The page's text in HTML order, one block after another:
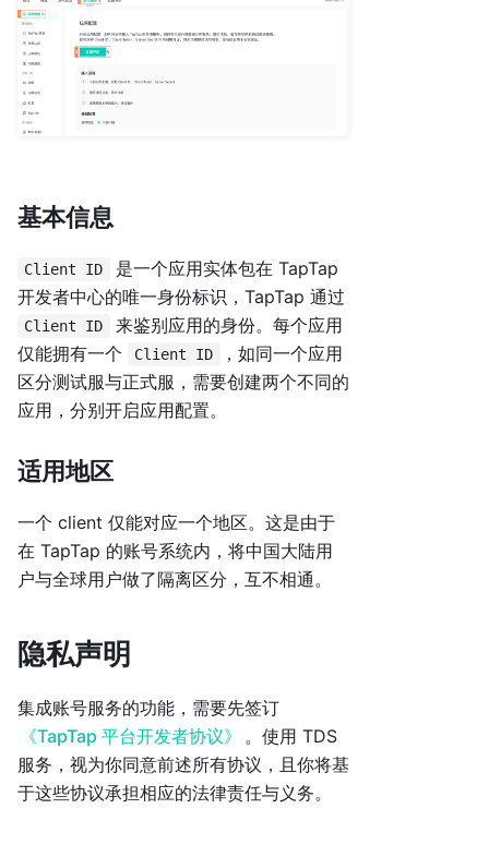
基本信息
Client ID
是一个应用实体包在 TapTap
开发者中心的唯一身份标识，TapTap 通过
Client ID
来鉴别应用的身份。每个应用
仅能拥有一个
Client ID
，如同一个应用
区分测试服与正式服，需要创建两个不同的
应用，分别开启应用配置。
适用地区
一个 client 仅能对应一个地区。这是由于
在 TapTap 的账号系统内，将中国大陆用
户与全球用户做了隔离区分，互不相通。
隐私声明
集成账号服务的功能，需要先签订
《TapTap 平台开发者协议》
。使用 TDS
服务，视为你同意前述所有协议，且你将基
于这些协议承担相应的法律责任与义务。